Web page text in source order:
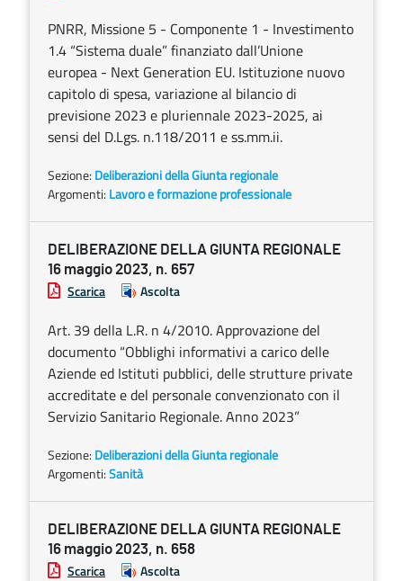
PNRR, Missione 5 - Componente 1 - Investimento
1.4 “Sistema duale” finanziato dall’Unione
europea - Next Generation EU. Istituzione nuovo
capitolo di spesa, variazione al bilancio di
previsione 2023 e pluriennale 2023-2025, ai
sensi del D.Lgs. n.118/2011 e ss.mm.ii.
Sezione: Deliberazioni della Giunta regionale
Argomenti: Lavoro e formazione professionale
DELIBERAZIONE DELLA GIUNTA REGIONALE
16 maggio 2023, n. 657
Scarica Ascolta
Art. 39 della L.R. n 4/2010. Approvazione del
documento “Obblighi informativi a carico delle
Aziende ed Istituti pubblici, delle strutture private
accreditate e del personale convenzionato con il
Servizio Sanitario Regionale. Anno 2023”
Sezione: Deliberazioni della Giunta regionale
Argomenti:Sanità
DELIBERAZIONE DELLA GIUNTA REGIONALE
16 maggio 2023, n. 658
Scarica Ascolta